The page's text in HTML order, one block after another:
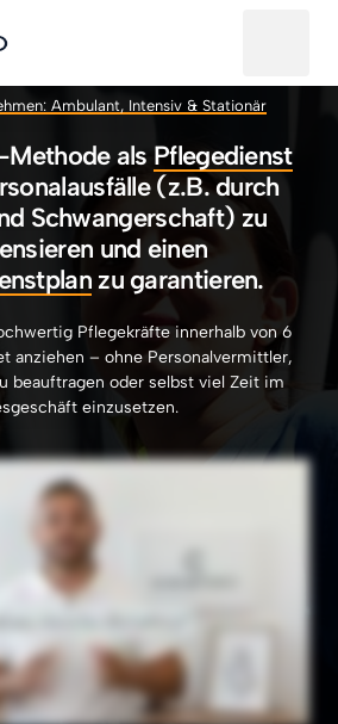
Ambulant, Intensiv & Stationär
Methode als Pflegedienst
(z.B. durch
Schwangerschaft) zu
und einen
zu garantieren.
Pflegekräfte innerhalb von 6
anziehen – ohne
beauftragen oder selbst viel Zeit
einzusetzen.